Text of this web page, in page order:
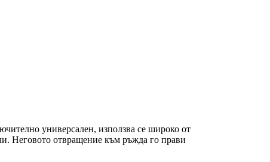
универсален, използва се широко от
Неговото отвращение към ръжда го прави